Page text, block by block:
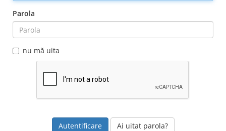
Parola
nu mă uita
Ai uitat parola?